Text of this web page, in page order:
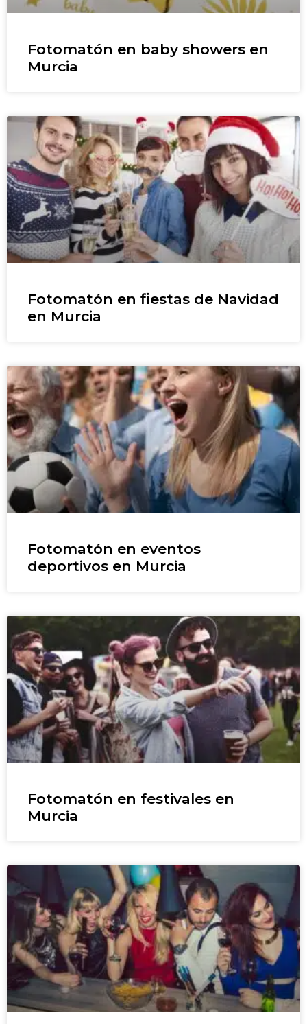
Fotomatón en baby showers en
Murcia
Fotomatón en fiestas de Navidad
en Murcia
Fotomatón en eventos
deportivos en Murcia
Fotomatón en festivales en
Murcia